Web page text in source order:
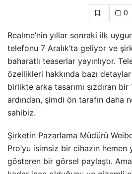
0
Realme’nin yıllar sonraki ilk
telefonu 7 Aralık’ta geliyor ve
baharatlı teaserlar yayınlıyor.
özellikleri hakkında bazı
birlikte arka tasarımı sızdıran
ardından, şimdi ön tarafın daha
sahibiz.
Şirketin Pazarlama Müdürü
Pro’yu isimsiz bir cihazın hemen
gösteren bir görsel paylaştı.